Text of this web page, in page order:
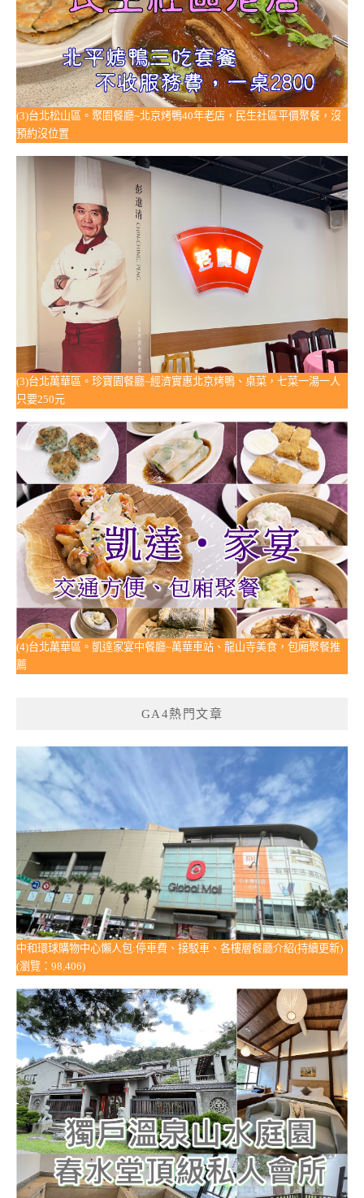
(3)台北松山區。聚園餐廳~北京烤鴨40年老店，民生社區平價聚餐，沒
預約沒位置
(3)台北萬華區。珍寶園餐廳~經濟實惠北京烤鴨、桌菜，七菜一湯一人
只要250元
(4)台北萬華區。凱達家宴中餐廳~萬華車站、龍山寺美食，包廂聚餐推
薦
GA4熱門文章
中和環球購物中心懶人包:停車費、接駁車、各樓層餐廳介紹(持續更新)
(瀏覽：98,406)